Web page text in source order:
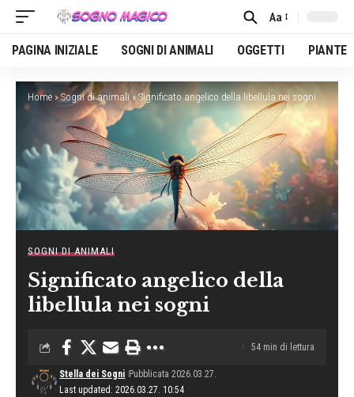
Font
Resizer
Aa
PAGINA INIZIALE SOGNI DI ANIMALI OGGETTI PIANTE
Home »Sogni di animali »Significato angelico della libellula nei sogni
SOGNI DI ANIMALI
Significato angelico della
libellula nei sogni
Last updated: 2026.03.27. 10:54
Stella dei Sogni Pubblicata 2026.03.27.
54 min di lettura